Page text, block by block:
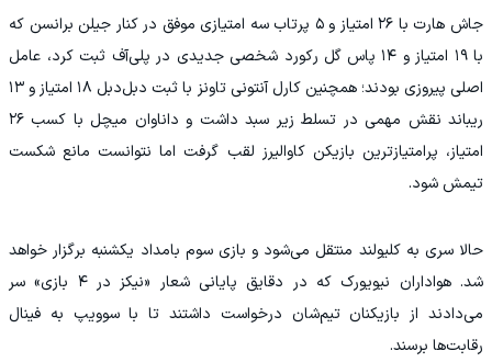
جاش هارت با ۲۶ امتیاز و ۵ پرتاب سه امتیازی موفق در کنار جیلن برانسن که
با ۱۹ امتیاز و ۱۴ پاس گل رکورد شخصی جدیدی در پلی‌آف ثبت کرد، عامل
اصلی پیروزی بودند؛ همچنین کارل آنتونی تاونز با ثبت دبل‌دبل ۱۸ امتیاز و ۱۳
ریباند نقش مهمی در تسلط زیر سبد داشت و داناوان میچل با کسب ۲۶
امتیاز، پرامتیازترین بازیکن کاوالیرز لقب گرفت اما نتوانست مانع شکست
تیمش شود.
حالا سری به کلیولند منتقل می‌شود و بازی سوم بامداد یکشنبه برگزار خواهد
شد. هواداران نیویورک که در دقایق پایانی شعار «نیکز در ۴ بازی» سر
می‌دادند از بازیکنان تیم‌شان درخواست داشتند تا با سوویپ به فینال
رقابت‌ها برسند.